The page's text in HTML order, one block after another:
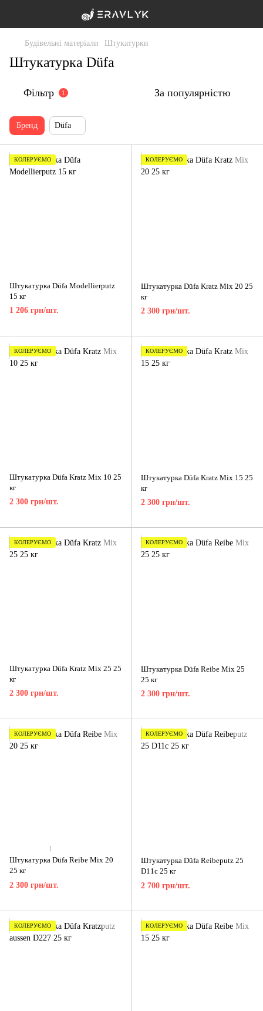
Будівельні матеріали Штукатурки
Штукатурка Düfa
Фільтр 1 За популярністю
Бренд Düfa
КОЛЕРУЄМО
Штукатурка Düfa Modellierputz
15 кг
1 206 грн/шт.
КОЛЕРУЄМО
Штукатурка Düfa Kratz Mix 20 25
кг
2 300 грн/шт.
КОЛЕРУЄМО
Штукатурка Düfa Kratz Mix 10 25
кг
2 300 грн/шт.
КОЛЕРУЄМО
Штукатурка Düfa Kratz Mix 15 25
кг
2 300 грн/шт.
КОЛЕРУЄМО
Штукатурка Düfa Kratz Mix 25 25
кг
2 300 грн/шт.
КОЛЕРУЄМО
Штукатурка Düfa Reibe Mix 25
25 кг
2 300 грн/шт.
КОЛЕРУЄМО
1
Штукатурка Düfa Reibe Mix 20
25 кг
2 300 грн/шт.
КОЛЕРУЄМО
Штукатурка Düfa Reibeputz 25
D11c 25 кг
2 700 грн/шт.
КОЛЕРУЄМО КОЛЕРУЄМО